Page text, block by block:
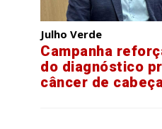
Julho Verde
Campanha
do diagnóstico
câncer de